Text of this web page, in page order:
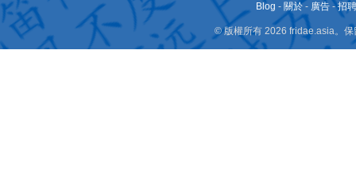
Blog - 關於 - 廣告 -招
© 版權所有 2026 fridae.asia。